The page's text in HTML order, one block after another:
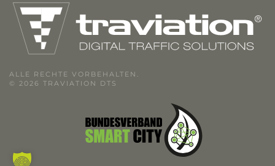
ALLE RECHTE VORBEHALTEN.
© 2026 TRAVIATION DTS